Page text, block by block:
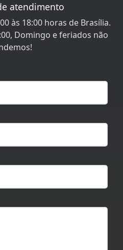
atendimento
às 18:00 horas de Brasília.
Domingo e feriados não